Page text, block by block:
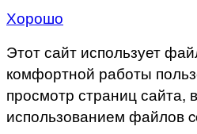
Хорошо
Этот сайт использует
комфортной работы
просмотр страниц сайта,
использованием файлов